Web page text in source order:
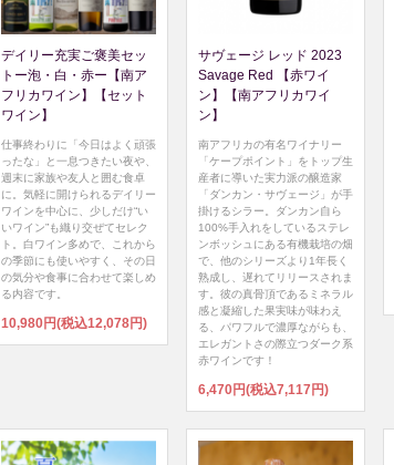
デイリー充実ご褒美セッ
トー泡・白・赤ー【南ア
フリカワイン】【セット
ワイン】
仕事終わりに「今日はよく頑張
ったな」と一息つきたい夜や、
週末に家族や友人と囲む食卓
に。気軽に開けられるデイリー
ワインを中心に、少しだけ“い
いワイン”も織り交ぜてセレク
ト。白ワイン多めで、これから
の季節にも使いやすく、その日
の気分や食事に合わせて楽しめ
る内容です。
10,980円(税込12,078円)
サヴェージ レッド 2023
Savage Red 【赤ワイ
ン】【南アフリカワイ
ン】
南アフリカの有名ワイナリー
「ケープポイント」をトップ生
産者に導いた実力派の醸造家
「ダンカン・サヴェージ」が手
掛けるシラー。ダンカン自ら
100%手入れをしているステレ
ンボッシュにある有機栽培の畑
で、他のシリーズより1年長く
熟成し、遅れてリリースされま
す。彼の真骨頂であるミネラル
感と凝縮した果実味が味わえ
る、パワフルで濃厚ながらも、
エレガントさの際立つダーク系
赤ワインです！
6,470円(税込7,117円)